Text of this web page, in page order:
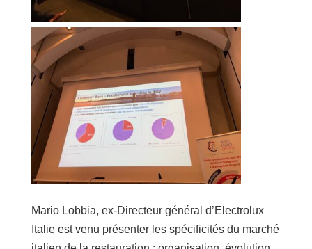
Mario Lobbia, ex-Directeur général d’Electrolux
Italie est venu présenter les spécificités du marché